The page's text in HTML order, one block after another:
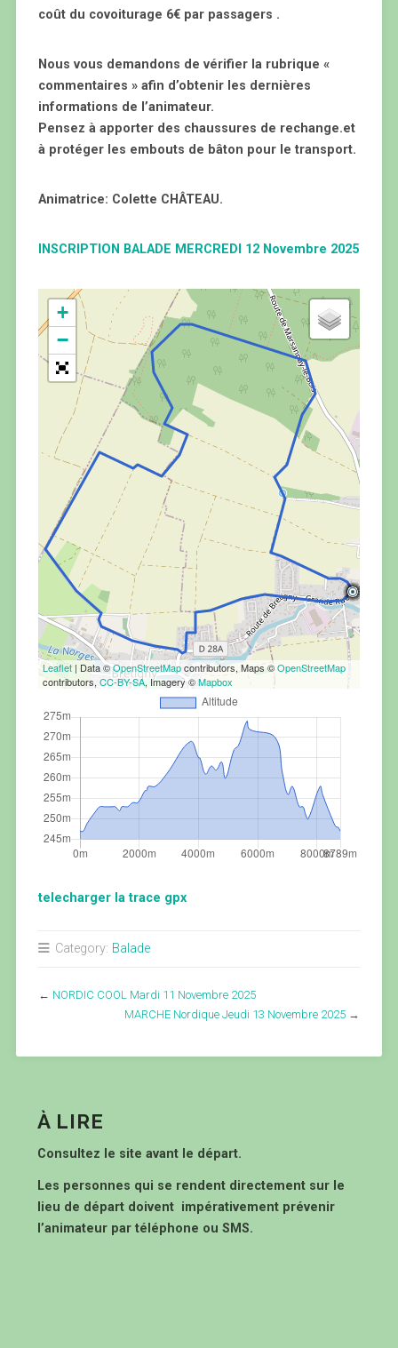
coût du covoiturage 6€ par passagers .
Nous vous demandons de vérifier la rubrique «
commentaires » afin d’obtenir les dernières
informations de l’animateur.
Pensez à apporter des chaussures de rechange.et
à protéger les embouts de bâton pour le transport.
Animatrice: Colette CHÂTEAU.
INSCRIPTION BALADE MERCREDI 12 Novembre 2025
+
−
Leaflet| Data ©OpenStreetMapcontributors, Maps ©OpenStreetMap
contributors, CC-BY-SA, Imagery ©Mapbox
telecharger la trace gpx
Category: Balade
← NORDIC COOL Mardi 11 Novembre 2025
MARCHE Nordique Jeudi 13 Novembre 2025 →
À LIRE
Consultez le site avant le départ.
Les personnes qui se rendent directement sur le
lieu de départ doivent impérativement prévenir
l’animateur par téléphone ou SMS.